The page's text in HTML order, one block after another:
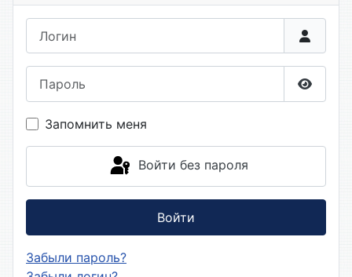
Запомнить меня
Войти без пароля
Войти
Забыли пароль?